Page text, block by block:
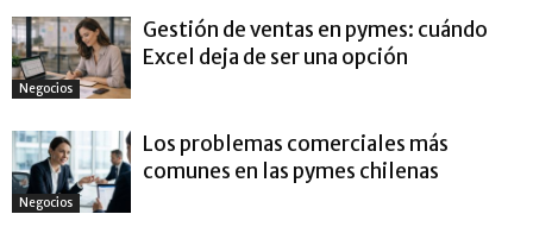
Negocios
Gestión de ventas en pymes: cuándo
Excel deja de ser una opción
Negocios
Los problemas comerciales más
comunes en las pymes chilenas